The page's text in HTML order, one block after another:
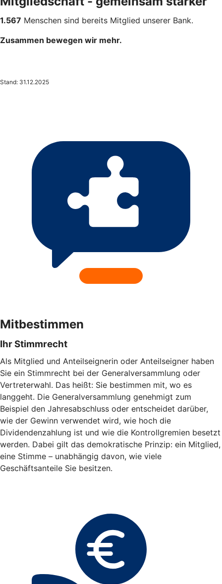
1.567 Menschen sind bereits Mitglied unserer Bank.
Zusammen bewegen wir mehr.
Stand: 31.12.2025
Mitbestimmen
Ihr Stimmrecht
Als Mitglied und Anteilseignerin oder Anteilseigner haben
Sie ein Stimmrecht bei der Generalversammlung oder
Vertreterwahl. Das heißt: Sie bestimmen mit, wo es
langgeht. Die Generalversammlung genehmigt zum
Beispiel den Jahresabschluss oder entscheidet darüber,
wie der Gewinn verwendet wird, wie hoch die
Dividendenzahlung ist und wie die Kontrollgremien besetzt
werden. Dabei gilt das demokratische Prinzip: ein Mitglied,
eine Stimme – unabhängig davon, wie viele
Geschäftsanteile Sie besitzen.